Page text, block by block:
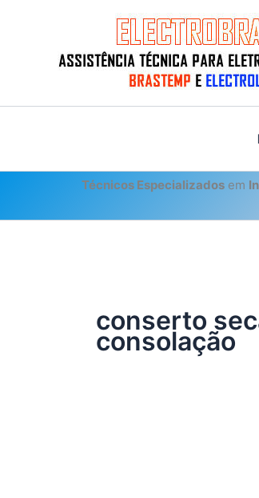
Técnicos Especializados em
conserto
consolação